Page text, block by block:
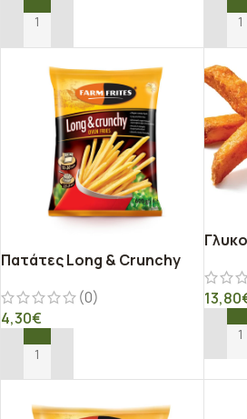
ΠΡΟΣΘΉΚΗ ΣΤΟ ΚΑΛΆΘΙ
Πατάτες Long & Crunchy
(0)
4,30€
ΠΡΟΣΘΉΚΗ ΣΤΟ ΚΑΛΆΘΙ
13,80